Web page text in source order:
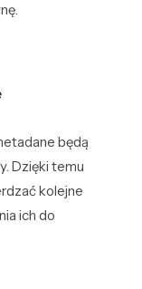
będą
Dzięki temu
kolejne
ich do